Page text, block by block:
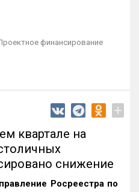
финансирование
+
квартале на
снижение
Росреестра по